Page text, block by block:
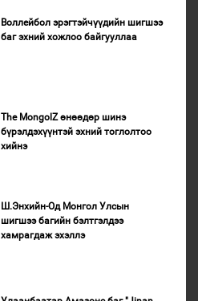
Воллейбол эрэгтэйчүүдийн шигшээ
баг эхний хожлоо байгууллаа
The MongolZ өнөөдөр шинэ
бүрэлдэхүүнтэй эхний тоглолтоо
хийнэ
Ш.Энхийн-Од Монгол Улсын
шигшээ багийн бэлтгэлдээ
хамрагдаж эхэллэ